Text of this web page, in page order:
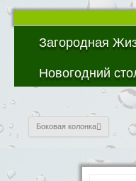
Загородная
Новогодний
Боковая колонка